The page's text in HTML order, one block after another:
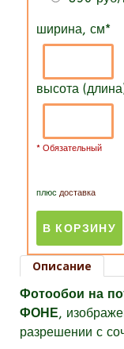
ширина, см*
высота
* Обязательный
плюс доставка
Описание
Фотообои на
ФОНЕ,
разрешении с